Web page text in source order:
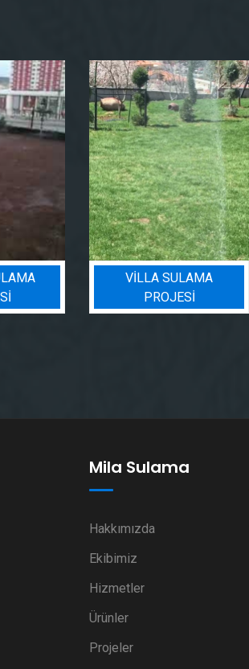
VILLA SULAMA
PROJESI
Mila Sulama
Hakkımızda
Ekibimiz
Hizmetler
Ürünler
Projeler